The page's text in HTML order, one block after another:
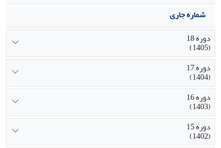
شماره جاری
دوره 18
(1405)
دوره 17
(1404)
دوره 16
(1403)
دوره 15
(1402)